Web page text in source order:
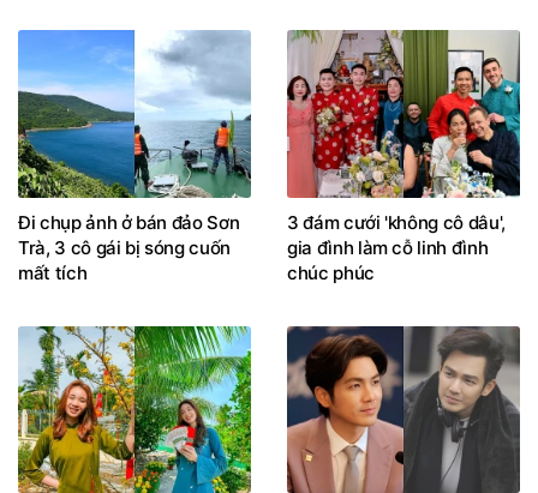
Đi chụp ảnh ở bán đảo Sơn
Trà, 3 cô gái bị sóng cuốn
mất tích
3 đám cưới 'không cô dâu',
gia đình làm cỗ linh đình
chúc phúc